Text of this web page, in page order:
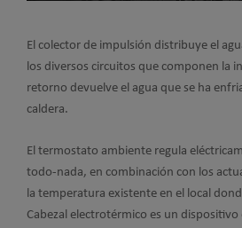
El colector de impulsión distribuye el
los diversos circuitos que componen la
retorno devuelve el agua que se ha
caldera.
El termostato ambiente regula
todo-nada, en combinación con los
la temperatura existente en el local
Cabezal electrotérmico es un dispositivo